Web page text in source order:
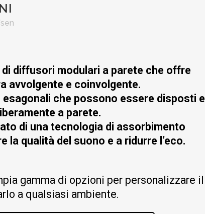
diffusori modulari a parete che offre
avvolgente e coinvolgente.
che possono essere disposti e
a parete.
di una tecnologia di assorbimento
la qualità del suono e a ridurre l’eco.
gamma di opzioni per personalizzare il
a qualsiasi ambiente.